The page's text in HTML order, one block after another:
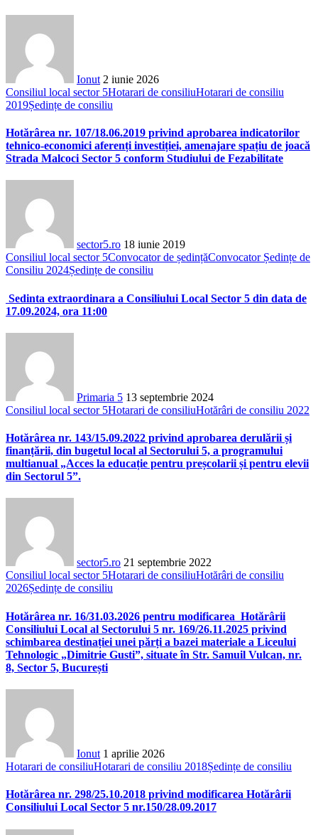
Ionut 2 iunie 2026
Consiliul local sector 5Hotarari de consiliuHotarari de consiliu
2019Ședințe de consiliu
Hotărârea nr. 107/18.06.2019 privind aprobarea indicatorilor
tehnico-economici aferenți investiției, amenajare spațiu de joacă
Strada Malcoci Sector 5 conform Studiului de Fezabilitate
sector5.ro 18 iunie 2019
Consiliul local sector 5Convocator de ședințăConvocator Ședințe de
Consiliu 2024Ședințe de consiliu
Sedinta extraordinara a Consiliului Local Sector 5 din data de
17.09.2024, ora 11:00
Primaria 5 13 septembrie 2024
Consiliul local sector 5Hotarari de consiliuHotărâri de consiliu 2022
Hotărârea nr. 143/15.09.2022 privind aprobarea derulării și
finanțării, din bugetul local al Sectorului 5, a programului
multianual „Acces la educație pentru preșcolarii și pentru elevii
din Sectorul 5”.
sector5.ro 21 septembrie 2022
Consiliul local sector 5Hotarari de consiliuHotărâri de consiliu
2026Ședințe de consiliu
Hotărârea nr. 16/31.03.2026 pentru modificarea Hotărârii
Consiliului Local al Sectorului 5 nr. 169/26.11.2025 privind
schimbarea destinației unei părți a bazei materiale a Liceului
Tehnologic „Dimitrie Gusti”, situate în Str. Samuil Vulcan, nr.
8, Sector 5, București
Ionut 1 aprilie 2026
Hotarari de consiliuHotarari de consiliu 2018Ședințe de consiliu
Hotărârea nr. 298/25.10.2018 privind modificarea Hotărârii
Consiliului Local Sector 5 nr.150/28.09.2017